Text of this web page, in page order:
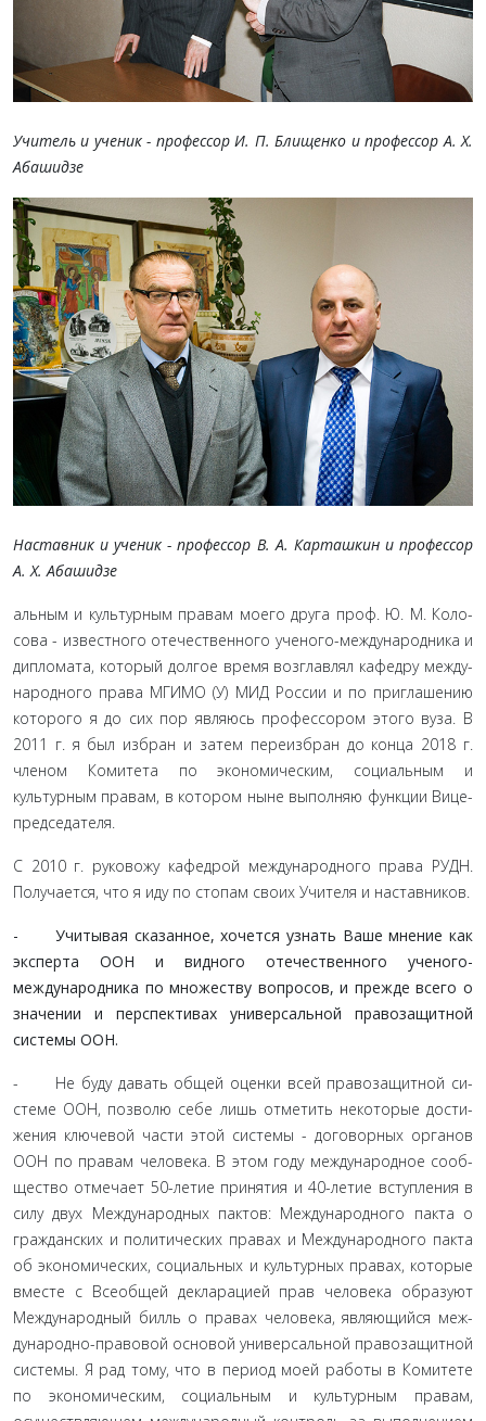
Учитель и ученик - профессор И. П. Блищенко и профессор А. Х.
Абашидзе
Наставник и ученик - профессор В. А. Карташкин и профессор
А. Х. Абашидзе
альным и культурным правам моего друга проф. Ю. М. Коло­
сова - известного отечественного ученого-международника и
дипломата, который долгое время возглавлял кафедру между­
народного права МГИМО (У) МИД России и по приглашению
которого я до сих пор являюсь профессором этого вуза. В
2011 г. я был избран и затем переизбран до конца 2018 г.
членом Комитета по экономическим, социальным и
культурным пра­вам, в котором ныне выполняю функции Вице-
председателя.
С 2010 г. руковожу кафедрой международного права РУДН.
Получается, что я иду по стопам своих Учителя и на­ставников.
- Учитывая сказанное, хочется узнать Ваше мнение как
эксперта ООН и видного отечественного ученого-
международника по множеству вопросов, и прежде всего о
значении и перспективах универсальной правозащит­ной
системы ООН.
- Не буду давать общей оценки всей правозащитной си­
стеме ООН, позволю себе лишь отметить некоторые дости­
жения ключевой части этой системы - договорных органов
ООН по правам человека. В этом году международное сооб­
щество отмечает 50-летие принятия и 40-летие вступления в
силу двух Международных пактов: Международного пакта о
гражданских и политических правах и Международного пак­та
об экономических, социальных и культурных правах, кото­рые
вместе с Всеобщей декларацией прав человека образуют
Международный билль о правах человека, являющийся меж­
дународно-правовой основой универсальной правозащитной
системы. Я рад тому, что в период моей работы в Комитете
по экономическим, социальным и культурным правам,